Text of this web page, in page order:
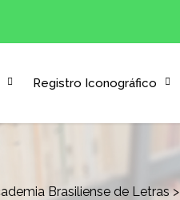
Registro Iconográfico
Brasiliense de Letras>